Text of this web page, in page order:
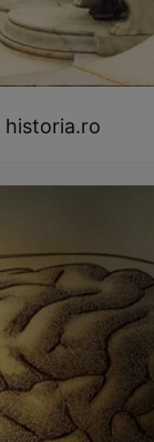
historia.ro